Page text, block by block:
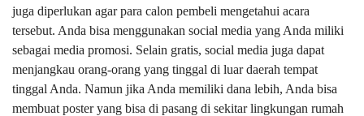
juga diperlukan agar para calon pembeli mengetahui acara
tersebut. Anda bisa menggunakan social media yang Anda miliki
sebagai media promosi. Selain gratis, social media juga dapat
menjangkau orang-orang yang tinggal di luar daerah tempat
tinggal Anda. Namun jika Anda memiliki dana lebih, Anda bisa
membuat poster yang bisa di pasang di sekitar lingkungan rumah